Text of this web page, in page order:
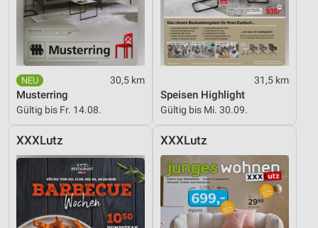
30,5 km
Musterring
Gültig bis Fr. 14.08.
31,5 km
Speisen Highlight
Gültig bis Mi. 30.09.
XXXLutz XXXLutz